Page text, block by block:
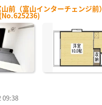
前（富山インターチェンジ前）
09:38